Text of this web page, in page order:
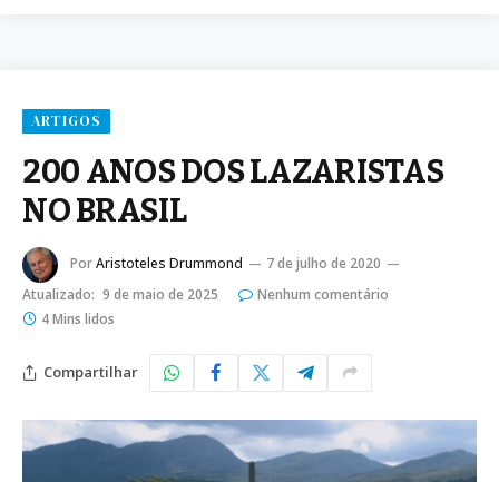
ARTIGOS
200 ANOS DOS LAZARISTAS
NO BRASIL
PorAristoteles Drummond
7 de julho de 2020
Atualizado: 9 de maio de 2025
Nenhum comentário
4 Mins lidos
Compartilhar